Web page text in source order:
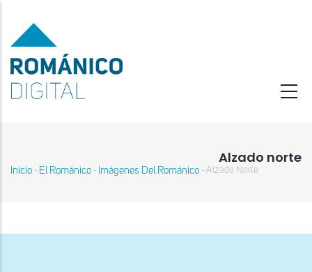
contenido
principal
Alzado norte
Sobrescribir
Inicio - El Románico - Imágenes Del Románico - Alzado Norte